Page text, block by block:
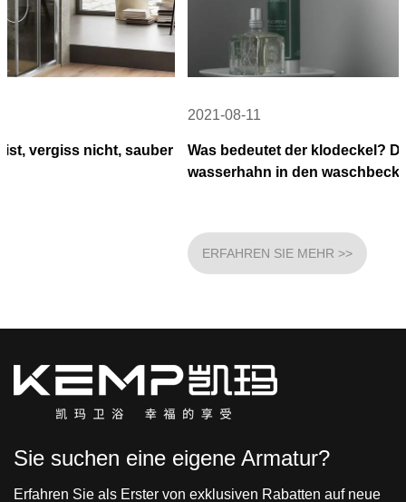
Was bedeutet der klodeckel? Das ist der gängige
wasserhahn in den waschbecken
ERFAHREN SIE MEHR >>
Sie suchen eine eigene Armatur?
Erfahren Sie als Erster von exklusiven Rabatten auf neue